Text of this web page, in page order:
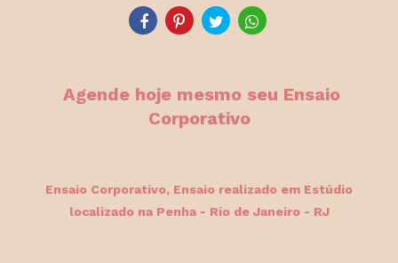
Agende hoje mesmo seu Ensaio
Corporativo
Ensaio Corporativo, Ensaio realizado em Estúdio
localizado na Penha - Rio de Janeiro - RJ